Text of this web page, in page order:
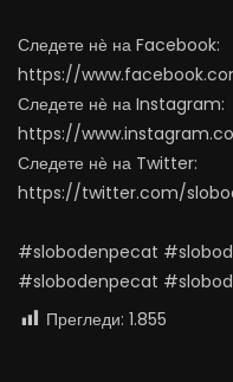
Следете нѐ на Facebook:
https://
Следете нѐ на Instagram:
https://
Следете нѐ на Twitter:
https://twitter.com/
#slobodenpecat
#slobodenpecat
Прегледи: 1.855